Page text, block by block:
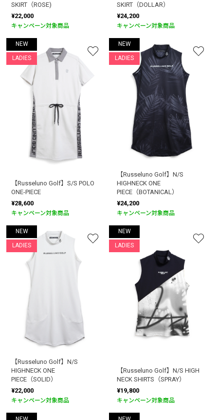
SKIRT（ROSE)
¥22,000
キャンペーン対象商品
SKIRT（DOLLAR）
¥24,200
キャンペーン対象商品
NEW
LADIES
【Russeluno Golf】S/S POLO
ONE-PIECE
¥28,600
キャンペーン対象商品
NEW
LADIES
【Russeluno Golf】N/S
HIGHNECK ONE
PIECE（BOTANICAL）
¥24,200
キャンペーン対象商品
NEW
LADIES
【Russeluno Golf】N/S
HIGHNECK ONE
PIECE（SOLID）
¥22,000
キャンペーン対象商品
NEW
LADIES
【Russeluno Golf】N/S HIGH
NECK SHIRTS（SPRAY）
¥19,800
キャンペーン対象商品